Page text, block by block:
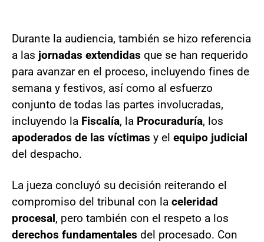
Durante la audiencia, también se hizo referencia
a las jornadas extendidas que se han requerido
para avanzar en el proceso, incluyendo fines de
semana y festivos, así como al esfuerzo
conjunto de todas las partes involucradas,
incluyendo la Fiscalía, la Procuraduría, los
apoderados de las víctimas y el equipo judicial
del despacho.
La jueza concluyó su decisión reiterando el
compromiso del tribunal con la celeridad
procesal, pero también con el respeto a los
derechos fundamentales del procesado. Con